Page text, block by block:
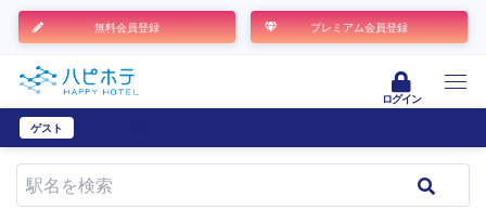
無料会員登録 プレミアム会員登録
ログイン
ゲスト